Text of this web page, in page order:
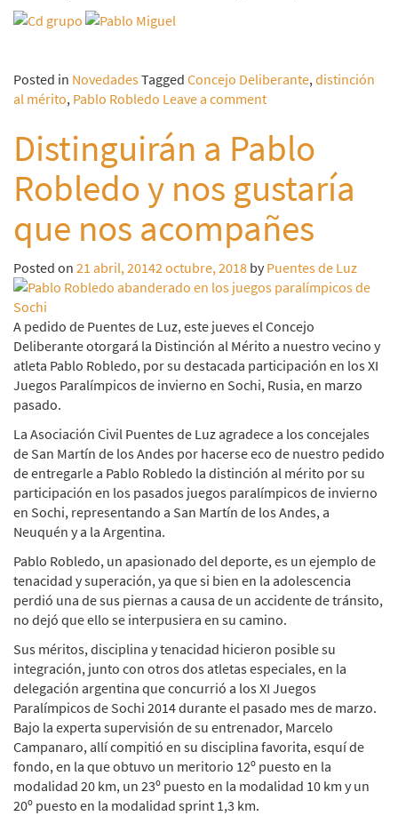
Posted in NovedadesTagged Concejo Deliberante,distinción
al mérito, Pablo Robledo Leave a comment
Distinguirán a Pablo
Robledo y nos gustaría
que nos acompañes
Posted on 21 abril, 20142 octubre, 2018 by Puentes de Luz
A pedido de Puentes de Luz, este jueves el Concejo
Deliberante otorgará la Distinción al Mérito a nuestro vecino y
atleta Pablo Robledo, por su destacada participación en los XI
Juegos Paralímpicos de invierno en Sochi, Rusia, en marzo
pasado.
La Asociación Civil Puentes de Luz agradece a los concejales
de San Martín de los Andes por hacerse eco de nuestro pedido
de entregarle a Pablo Robledo la distinción al mérito por su
participación en los pasados juegos paralímpicos de invierno
en Sochi, representando a San Martín de los Andes, a
Neuquén y a la Argentina.
Pablo Robledo, un apasionado del deporte, es un ejemplo de
tenacidad y superación, ya que si bien en la adolescencia
perdió una de sus piernas a causa de un accidente de tránsito,
no dejó que ello se interpusiera en su camino.
Sus méritos, disciplina y tenacidad hicieron posible su
integración, junto con otros dos atletas especiales, en la
delegación argentina que concurrió a los XI Juegos
Paralímpicos de Sochi 2014 durante el pasado mes de marzo.
Bajo la experta supervisión de su entrenador, Marcelo
Campanaro, allí compitió en su disciplina favorita, esquí de
fondo, en la que obtuvo un meritorio 12º puesto en la
modalidad 20 km, un 23º puesto en la modalidad 10 km y un
20º puesto en la modalidad sprint 1,3 km.